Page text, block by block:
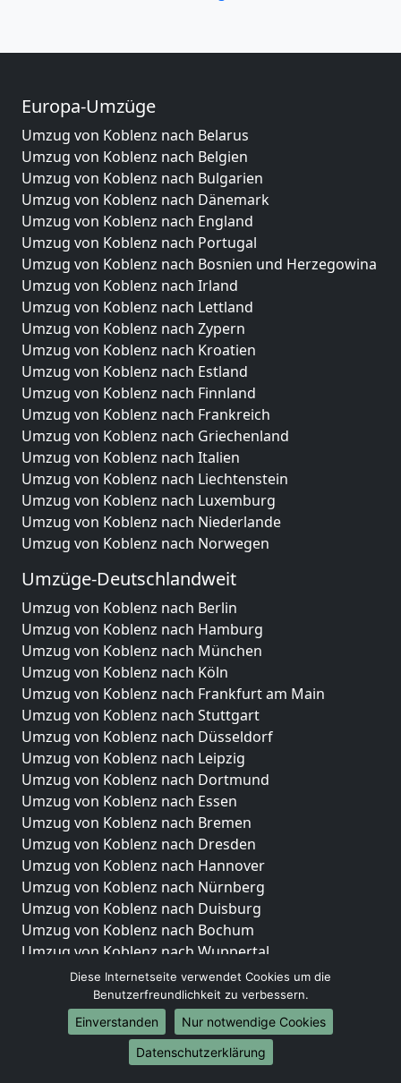
Europa-Umzüge
Umzug von Koblenz nach Belarus
Umzug von Koblenz nach Belgien
Umzug von Koblenz nach Bulgarien
Umzug von Koblenz nach Dänemark
Umzug von Koblenz nach England
Umzug von Koblenz nach Portugal
Umzug von Koblenz nach Bosnien und Herzegowina
Umzug von Koblenz nach Irland
Umzug von Koblenz nach Lettland
Umzug von Koblenz nach Zypern
Umzug von Koblenz nach Kroatien
Umzug von Koblenz nach Estland
Umzug von Koblenz nach Finnland
Umzug von Koblenz nach Frankreich
Umzug von Koblenz nach Griechenland
Umzug von Koblenz nach Italien
Umzug von Koblenz nach Liechtenstein
Umzug von Koblenz nach Luxemburg
Umzug von Koblenz nach Niederlande
Umzug von Koblenz nach Norwegen
Umzüge-Deutschlandweit
Umzug von Koblenz nach Berlin
Umzug von Koblenz nach Hamburg
Umzug von Koblenz nach München
Umzug von Koblenz nach Köln
Umzug von Koblenz nach Frankfurt am Main
Umzug von Koblenz nach Stuttgart
Umzug von Koblenz nach Düsseldorf
Umzug von Koblenz nach Leipzig
Umzug von Koblenz nach Dortmund
Umzug von Koblenz nach Essen
Umzug von Koblenz nach Bremen
Umzug von Koblenz nach Dresden
Umzug von Koblenz nach Hannover
Umzug von Koblenz nach Nürnberg
Umzug von Koblenz nach Duisburg
Umzug von Koblenz nach Bochum
Umzug von Koblenz nach Wuppertal
Umzug von Koblenz nach Bielefeld
Umzug von Koblenz nach Bonn
Umzug von Koblenz nach Münster
Internationale-Umzüge
Diese Internetseite verwendet Cookies um die
Benutzerfreundlichkeit zu verbessern.
Einverstanden
Nur notwendige Cookies
Datenschutzerklärung